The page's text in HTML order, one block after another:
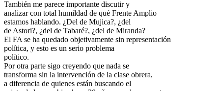
También me parece importante discutir y
analizar con total humildad de qué Frente Amplio
estamos hablando. ¿Del de Mujica?, ¿del
de Astori?, ¿del de Tabaré?, ¿del de Miranda?
El FA se ha quedado objetivamente sin representación
política, y esto es un serio problema
político.
Por otra parte sigo creyendo que nada se
transforma sin la intervención de la clase obrera,
a diferencia de quienes están buscando el